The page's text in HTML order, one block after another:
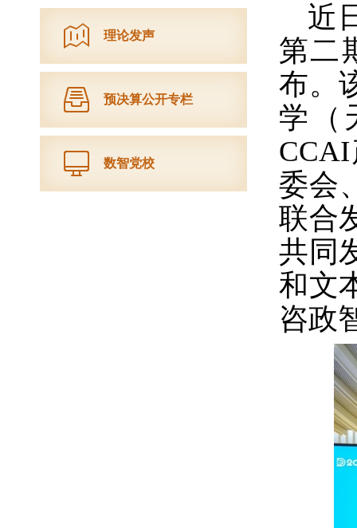
理论发声
预决算公开专栏
数智党校
近
第二
布。
学（
委会
联合
共同
和文
咨政